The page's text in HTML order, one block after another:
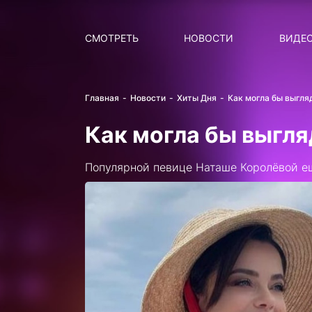
СМОТРЕТЬ НОВОСТИ
Главная Новости Хиты Дня Как могла бы
Как могла бы
Популярной певице Наташе Королёвой